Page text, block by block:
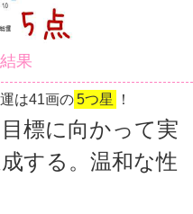
果
は41画の5つ星 ！
標に向かって実
する。温和な性